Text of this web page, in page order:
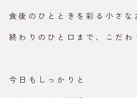
食後のひとときを彩る小さな
終わりのひと口まで、 こだ
今日もしっかりと